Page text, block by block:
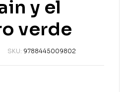
y el
verde
SKU: 9788445009802